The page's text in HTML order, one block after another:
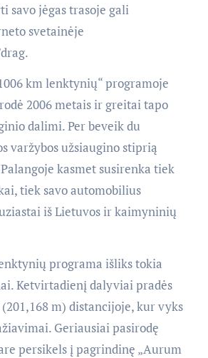
savo jėgas trasoje gali
svetainėje
km lenktynių“ programoje
2006 metais ir greitai tapo
dalimi. Per beveik du
varžybos užsiaugino stiprią
kasmet susirenka tiek
tiek savo automobilius
iš Lietuvos ir kaimyninių
programa išliks tokia
Ketvirtadienį dalyviai pradės
m) distancijoje, kur vyks
Geriausiai pasirodę
persikels į pagrindinę „Aurum